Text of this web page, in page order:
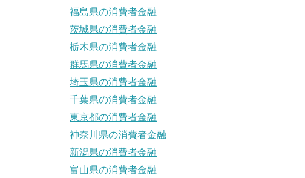
福島県の消費者金融
茨城県の消費者金融
栃木県の消費者金融
群馬県の消費者金融
埼玉県の消費者金融
千葉県の消費者金融
東京都の消費者金融
神奈川県の消費者金融
新潟県の消費者金融
富山県の消費者金融